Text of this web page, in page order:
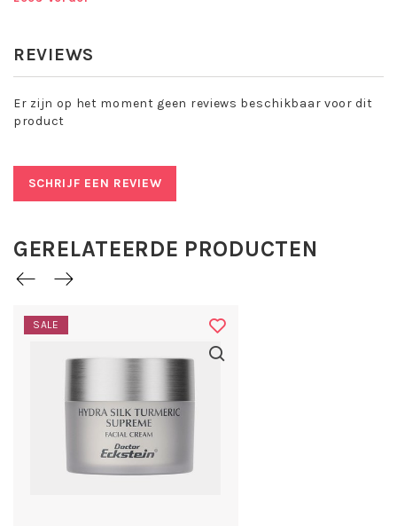
uitgedroogde huid
voor de huid die gevoelig is voor te veel verzorging
voor huid die vatbaar is voor onzuiverheden
Toepassing Doctor Eckstein Hydra Turmeric
Balsam:
gebied rond de ogen en geniet van de verfrissende en
Kurkuma helpt de huid om zich te beschermen tegen
acetaat de huid beschermt tegen vroegtijdige veroudering.
Zijdeproteïnen en agavesuiker dragen bij aan een
gehydrateerde en stevige huid, terwijl cacaoboter de huid
zacht en soepel maakt.
Aqua (Water), Caprylic/Capric Triglyceride, Decyl Oleate,
Agave Tequilana Stem Extract, Polyglyceryl-6 Stearate,
REVIEWS
Er zijn op het moment geen reviews beschikbaar voor dit
product
SCHRIJF EEN REVIEW
GERELATEERDE PRODUCTEN
SALE